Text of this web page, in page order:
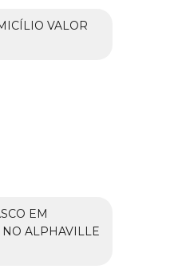
VALOR
EM
ALPHAVILLE